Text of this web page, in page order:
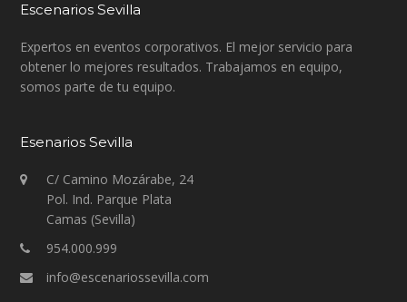
Escenarios Sevilla
Expertos en eventos corporativos. El mejor servicio para
obtener lo mejores resultados. Trabajamos en equipo,
somos parte de tu equipo.
Esenarios Sevilla
C/ Camino Mozárabe, 24
Pol. Ind. Parque Plata
Camas (Sevilla)
954.000.999
info@escenariossevilla.com